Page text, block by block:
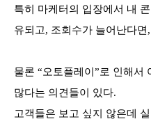
특히 마케터의 입장에서 내
유되고, 조회수가 늘어난다
물론 “오토플레이”로 인해서
많다는 의견들이 있다.
고객들은 보고 싶지 않은데